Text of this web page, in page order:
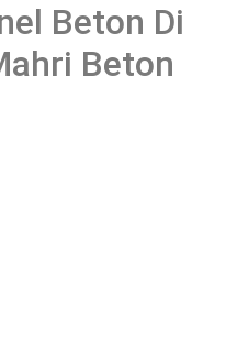
Beton Di
Beton